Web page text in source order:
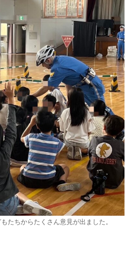
たちからたくさん意見が出ました。